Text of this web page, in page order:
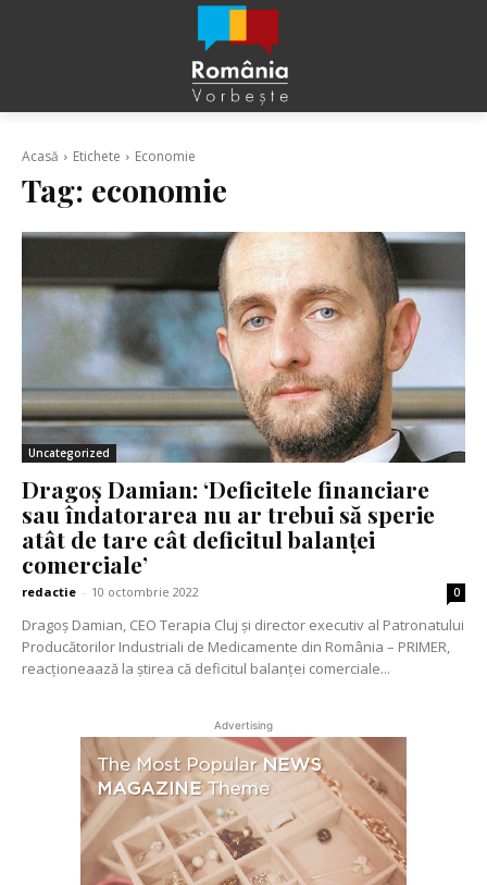
Acasă Etichete Economie
Tag: economie
Uncategorized
Dragoș Damian: ‘Deficitele financiare
sau îndatorarea nu ar trebui să sperie
atât de tare cât deficitul balanței
comerciale’
redactie - 10 octombrie 2022 0
Dragoș Damian, CEO Terapia Cluj și director executiv al Patronatului
Producătorilor Industriali de Medicamente din România – PRIMER,
reacționeaază la știrea că deficitul balanței comerciale...
Advertising